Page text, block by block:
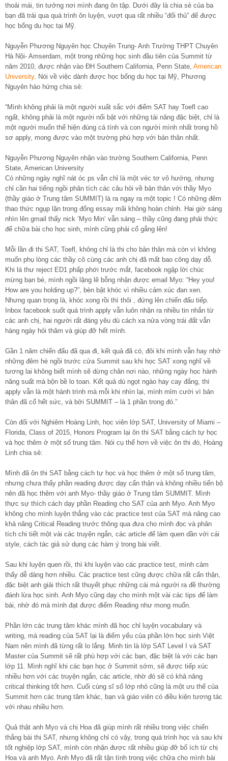
thoải mái, tin tưởng nơi mình đang ôn tập. Dưới đây là chia sẻ của ba
bạn đã trải qua quá trình ôn luyện, vượt qua rất nhiều “đối thủ” để được
học bổng du học tại Mỹ.
Nguyễn Phương Nguyên học Chuyên Trung- Anh Trường THPT Chuyên
Hà Nội- Amserdam, một trong những học sinh đầu tiên của Summit từ
năm 2010, được nhận vào ĐH Southern California, Penn State, American
University. Nói về việc dành được học bổng du học tại Mỹ, Phương
Nguyên hào hứng chia sẻ:
“Mình không phải là một người xuất sắc với điểm SAT hay Toefl cao
ngất, không phải là một người nổi bật với những tài năng đặc biệt, chỉ là
một người muốn thể hiện đúng cá tính và con người mình nhất trong hồ
sơ apply, mong được vào một trường phù hợp với bản thân nhất.
Nguyễn Phương Nguyên nhận vào trường Southern California, Penn
State, American University
Có những ngày nghĩ nát óc ps vẫn chỉ là một véc tơ vô hướng, nhưng
chỉ cần hai tiếng ngồi phân tích các câu hỏi về bản thân với thầy Myo
(thầy giáo ở Trung tâm SUMMIT) là ra ngay ra một topic ! Có những đêm
thao thức ngụp lặn trong đống essay mãi không hoàn chỉnh. Hai giờ sáng
nhìn lên gmail thấy nick ‘Myo Min’ vẫn sáng – thầy cũng đang phải thức
để chữa bài cho học sinh, mình cũng phải cố gắng lên!
Mỗi lần đi thi SAT, Toefl, không chỉ là thi cho bản thân mà còn vì không
muốn phụ lòng các thầy cô cùng các anh chị đã mất bao công dạy dỗ.
Khi lá thư reject ED1 phấp phới trước mắt, facebook ngập lời chúc
mừng bạn bè, mình ngồi lặng lẽ bỗng nhận được email Myo: “Hey you!
How are you holding up?”, bèn bật khóc vì nhiều cảm xúc đan xen.
Nhưng quan trọng là, khóc xong rồi thì thôi , đứng lên chiến đấu tiếp.
Inbox facebook suốt quá trình apply vẫn luôn nhận ra nhiều tin nhắn từ
các anh chị, hai người rất đáng yêu dù cách xa nửa vòng trái đất vẫn
hàng ngày hỏi thăm và giúp đỡ hết mình.
Gần 1 năm chiến đấu đã qua đi, kết quả đã có, đôi khi mình vẫn hay nhớ
những đêm hè ngồi trước cửa Summit sau khi học SAT xong nghĩ về
tương lai không biết mình sẽ dừng chân nơi nào, những ngày học hành
năng suất mà bộn bề lo toan. Kết quả dù ngọt ngào hay cay đắng, thì
apply vẫn là một hành trình mà mỗi khi nhìn lại, mình mỉm cười vì bản
thân đã cố hết sức, và bởi SUMMIT – là 1 phần trong đó.”
Còn đối với Nghiêm Hoàng Linh, học viên lớp SAT, University of Miami –
Florida, Class of 2015, Honors Program lại ôn thi SAT bằng cách tự học
và học thêm ở một số trung tâm. Nói cụ thể hơn về việc ôn thi đó, Hoàng
Linh chia sẻ:
Mình đã ôn thi SAT bằng cách tự học và học thêm ở một số trung tâm,
nhưng chưa thấy phần reading được dạy cẩn thận và không nhiều tiến bộ
nên đã học thêm với anh Myo- thầy giáo ở Trung tâm SUMMIT. Mình
thực sự thích cách dạy phần Reading cho SAT của anh Myo. Anh Myo
không cho mình luyện thẳng vào các practice test của SAT mà nâng cao
khả năng Critical Reading trước thông qua đưa cho mình đọc và phân
tích chi tiết một vài các truyện ngắn, các article để làm quen dần với cái
style, cách tác giả sử dụng các hàm ý trong bài viết.
Sau khi luyện quen rồi, thì khi luyện vào các practice test, mình cảm
thấy dễ dàng hơn nhiều. Các practice test cũng được chữa rất cẩn thận,
đặc biệt anh giải thích rất thuyết phục những cái mà người ra đề thường
đánh lừa học sinh. Anh Myo cũng dạy cho mình một vài các tips để làm
bài, nhờ đó mà mình đạt được điểm Reading như mong muốn.
Phần lớn các trung tâm khác mình đã học chỉ luyện vocabulary và
writing, mà reading của SAT lại là điểm yếu của phần lớn học sinh Việt
Nam nên mình đã từng rất lo lắng. Minh tin là lớp SAT Level I và SAT
Master của Summit sẽ rất phù hợp với các bạn, đặc biệt là với các bạn
lớp 11. Mình nghĩ khi các bạn học ở Summit sớm, sẽ được tiếp xúc
nhiều hơn với các truyện ngắn, các article, nhờ đó sẽ có khả năng
critical thinking tốt hơn. Cuối cùng sĩ số lớp nhỏ cũng là một ưu thế của
Summit hơn các trung tâm khác, bạn và giáo viên có điều kiện tương tác
với nhau nhiều hơn.
Quả thật anh Myo và chị Hoa đã giúp mình rất nhiều trong việc chiến
thắng bài thi SAT, nhưng không chỉ có vậy, trong quá trình học và sau khi
tốt nghiệp lớp SAT, mình còn nhận được rất nhiều giúp đỡ bổ ích từ chị
Hoa và anh Myo. Anh Myo đã rất tận tình trong việc chữa cho mình bài